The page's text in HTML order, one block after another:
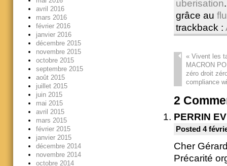
uberisation
grâce au
trackback :
«Vivent les
MACRON
zéro droit
compliance
2
PERRIN
Posted 4
Cher
Précarité
avril 2016
mars 2016
février 2016
janvier 2016
décembre 2015
novembre 2015
octobre 2015
septembre 2015
août 2015
juillet 2015
juin 2015
mai 2015
avril 2015
mars 2015
février 2015
janvier 2015
décembre 2014
novembre 2014
octobre 2014